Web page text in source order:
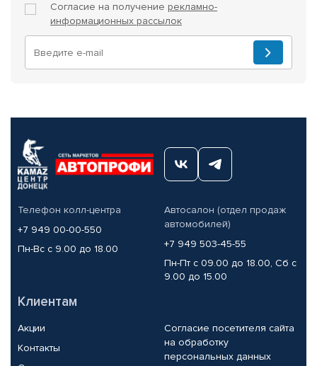
Согласие на получение рекламно-
информационных рассылок
Телефон колл-центра
+7 949 00-00-550
Пн-Вс с 9.00 до 18.00
Автосалон (отдел продаж
автомобилей)
+7 949 503-45-55
Пн-Пт с 09.00 до 18.00, Сб с
9.00 до 15.00
Клиентам
Акции
Контакты
Согласие посетителя сайта
на обработку
персональных данных